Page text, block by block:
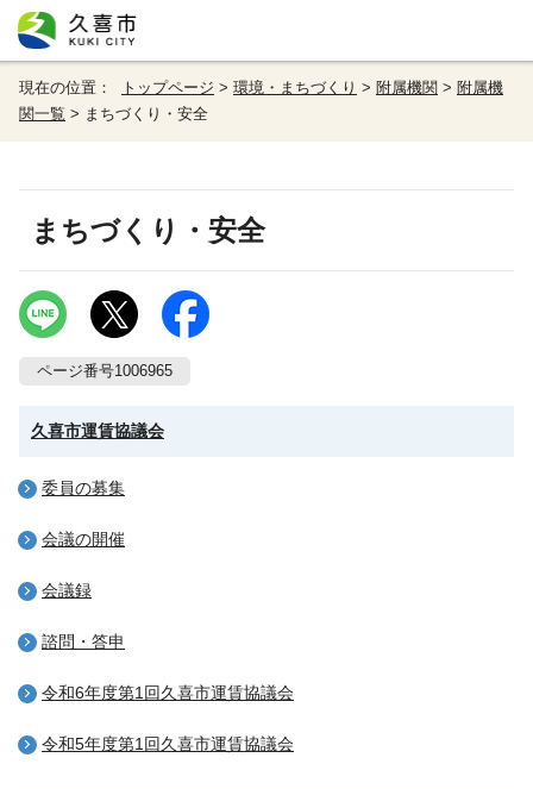
現在の位置： トップページ > 環境・まちづくり > 附属機関 > 附属機
関一覧 > まちづくり・安全
まちづくり・安全
ページ番号1006965
久喜市運賃協議会
委員の募集
会議の開催
会議録
諮問・答申
令和6年度第1回久喜市運賃協議会
令和5年度第1回久喜市運賃協議会